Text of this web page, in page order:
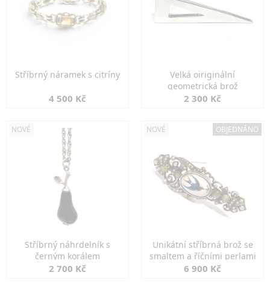
Stříbrný náramek s citríny
4 500 Kč
Velká oiriginální
geometrická brož
2 300 Kč
NOVÉ
Stříbrný náhrdelník s
černým korálem
2 700 Kč
NOVÉ OBJEDNÁNO
Unikátní stříbrná brož se
smaltem a říčními perlami
6 900 Kč